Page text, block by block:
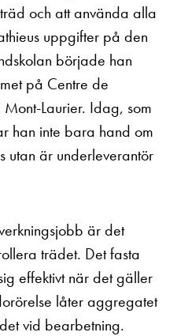
och att använda alla
uppgifter på den
började han
på Centre de
Mont-Laurier. Idag, som
han inte bara hand om
utan är underleverantör
är det
trädet. Det fasta
effektivt när det gäller
låter aggregatet
vid bearbetning.